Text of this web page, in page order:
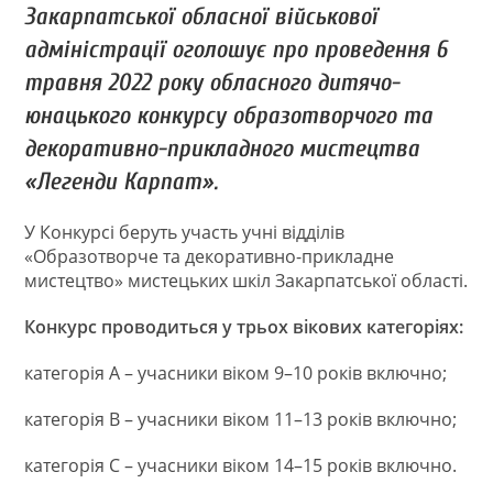
Закарпатської обласної військової
адміністрації оголошує про проведення 6
травня 2022 року обласного дитячо-
юнацького конкурсу образотворчого та
декоративно-прикладного мистецтва
«Легенди Карпат».
У Конкурсі беруть участь учні відділів
«Образотворче та декоративно-прикладне
мистецтво» мистецьких шкіл Закарпатської області.
Конкурс проводиться у трьох вікових категоріях:
категорія А – учасники віком 9–10 років включно;
категорія В – учасники віком 11–13 років включно;
категорія С – учасники віком 14–15 років включно.